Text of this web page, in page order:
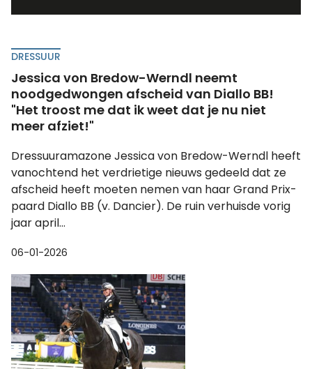
DRESSUUR
Jessica von Bredow-Werndl neemt
noodgedwongen afscheid van Diallo BB!
"Het troost me dat ik weet dat je nu niet
meer afziet!"
Dressuuramazone Jessica von Bredow-Werndl heeft
vanochtend het verdrietige nieuws gedeeld dat ze
afscheid heeft moeten nemen van haar Grand Prix-
paard Diallo BB (v. Dancier). De ruin verhuisde vorig
jaar april...
06-01-2026